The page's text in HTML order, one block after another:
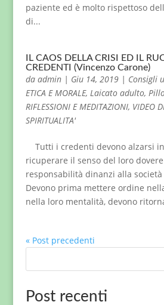
paziente ed è molto rispettoso
di...
IL CAOS DELLA CRISI ED IL
CREDENTI (Vincenzo Carone)
da admin| Giu 14, 2019| Consigli
ETICA E MORALE, Laicato adulto,
RIFLESSIONI E MEDITAZIONI, VIDEO
SPIRITUALITA'
Tutti i credenti devono alzarsi
ricuperare il senso del loro
responsabilità dinanzi alla
Devono prima mettere ordine
nella loro mentalità, devono
« Post precedenti
Post recenti